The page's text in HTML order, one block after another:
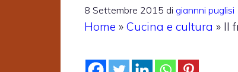
8 Settembre 2015 di giannni puglisi
Home » Cucina e cultura » Il